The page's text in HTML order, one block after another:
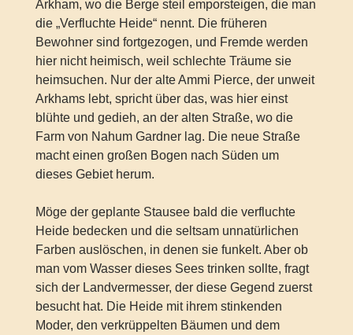
Arkham, wo die Berge steil emporsteigen, die man
die „Verfluchte Heide“ nennt. Die früheren
Bewohner sind fortgezogen, und Fremde werden
hier nicht heimisch, weil schlechte Träume sie
heimsuchen. Nur der alte Ammi Pierce, der unweit
Arkhams lebt, spricht über das, was hier einst
blühte und gedieh, an der alten Straße, wo die
Farm von Nahum Gardner lag. Die neue Straße
macht einen großen Bogen nach Süden um
dieses Gebiet herum.
Möge der geplante Stausee bald die verfluchte
Heide bedecken und die seltsam unnatürlichen
Farben auslöschen, in denen sie funkelt. Aber ob
man vom Wasser dieses Sees trinken sollte, fragt
sich der Landvermesser, der diese Gegend zuerst
besucht hat. Die Heide mit ihrem stinkenden
Moder, den verkrüppelten Bäumen und dem